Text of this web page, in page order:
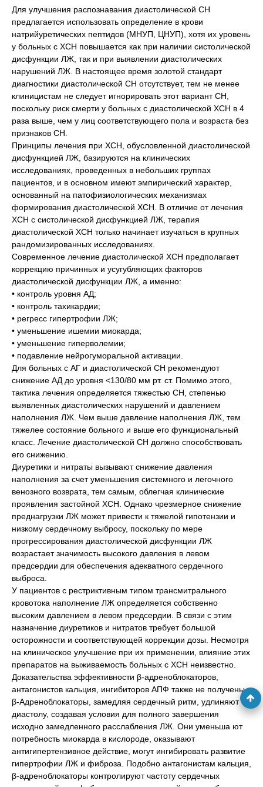
Для улучшения распознавания диастолической СН
предлагается использовать определение в крови
натрийуретических пептидов (МНУП, ЦНУП), хотя их уровень
у больных с ХСН повышается как при наличии систолической
дисфункции ЛЖ, так и при выявлении диастолических
нарушений ЛЖ. В настоящее время золотой стандарт
диагностики диастолической СН отсутствует, тем не менее
клиницистам не следует игнорировать этот вариант СН,
поскольку риск смерти у больных с диастолической ХСН в 4
раза выше, чем у лиц соответствующего пола и возраста без
признаков СН.
Принципы лечения при ХСН, обусловленной диастолической
дисфункцией ЛЖ, базируются на клинических
исследованиях, проведенных в небольших группах
пациентов, и в основном имеют эмпирический характер,
основанный на патофизиологических механизмах
формирования диастолической ХСН. В отличие от лечения
ХСН с систолической дисфункцией ЛЖ, терапия
диастолической ХСН только начинает изучаться в крупных
рандомизированных исследованиях.
Современное лечение диастолической ХСН предполагает
коррекцию причинных и усугубляющих факторов
диастолической дисфункции ЛЖ, а именно:
• контроль уровня АД;
• контроль тахикардии;
• регресс гипертрофии ЛЖ;
• уменьшение ишемии миокарда;
• уменьшение гиперволемии;
• подавление нейрогуморальной активации.
Для больных с АГ и диастолической СН рекомендуют
снижение АД до уровня <130/80 мм рт. ст. Помимо этого,
тактика лечения определяется тяжестью СН, степенью
выявленных диастолических нарушений и давлением
наполнения ЛЖ. Чем выше давление наполнения ЛЖ, тем
тяжелее состояние больного и выше его функциональный
класс. Лечение диастолической СН должно способствовать
его снижению.
Диуретики и нитраты вызывают снижение давления
наполнения за счет уменьшения системного и легочного
венозного возврата, тем самым, облегчая клинические
проявления застойной ХСН. Однако чрезмерное снижение
преднагрузки ЛЖ может привести к тяжелой гипотензии и
низкому сердечному выбросу, поскольку по мере
прогрессирования диастолической дисфункции ЛЖ
возрастает значимость высокого давления в левом
предсердии для обеспечения адекватного сердечного
выброса.
У пациентов с рестриктивным типом трансмитрального
кровотока наполнение ЛЖ определяется собственно
высоким давлением в левом предсердии. В связи с этим
назначение диуретиков и нитратов требует большой
осторожности и соответствующей коррекции дозы. Несмотря
на клиническое улучшение при их применении, влияние этих
препаратов на выживаемость больных с ХСН неизвестно.
Доказательства эффективности β-адреноблокаторов,
антагонистов кальция, ингибиторов АПФ также не получены.
β-Адреноблокаторы, замедляя сердечный ритм, удлиняют
диастолу, создавая условия для полного завершения
исходно замедленного расслабления ЛЖ. Они уменьша ют
потребность миокарда в кислороде, оказывают
антигипертензивное действие, могут ингибировать развитие
гипертрофии ЛЖ и фиброза. Подобно антагонистам кальция,
β-адреноблокаторы контролируют частоту сердечных